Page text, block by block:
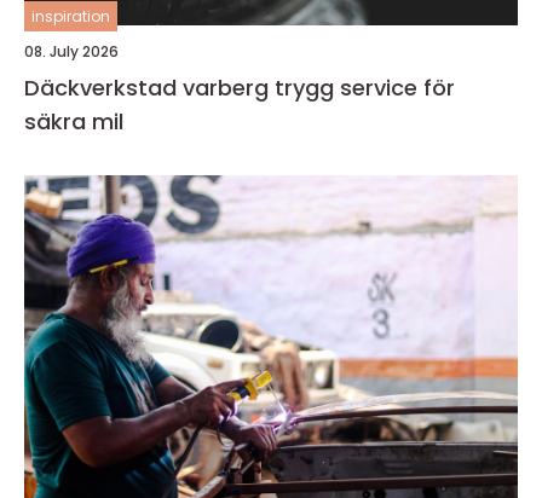
inspiration
08. July 2026
Däckverkstad varberg trygg service för
säkra mil